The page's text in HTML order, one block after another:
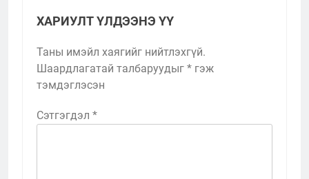
ХАРИУЛТ ҮЛДЭЭНЭ ҮҮ
Таны имэйл хаягийг нийтлэхгүй.
Шаардлагатай талбаруудыг * гэж
тэмдэглэсэн
Сэтгэгдэл *